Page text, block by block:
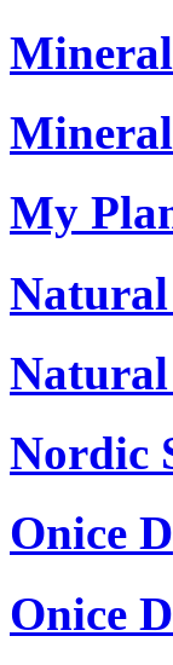
My
Natural
Nordic
Onice D
Onice